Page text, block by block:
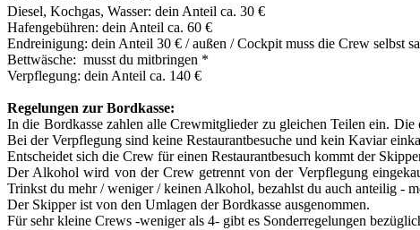
Diesel, Kochgas, Wasser: dein Anteil ca. 30 €
Hafengebühren: dein Anteil ca. 60 €
Endreinigung: dein Anteil 30 € / außen / Cockpit muss die Crew selbst
Bettwäsche: musst du mitbringen *
Verpflegung: dein Anteil ca. 140 €
Regelungen zur Bordkasse:
In die Bordkasse zahlen alle Crewmitglieder zu gleichen Teilen ein.
Bei der Verpflegung sind keine Restaurantbesuche und kein Kaviar
Entscheidet sich die Crew für einen Restaurantbesuch kommt der
Der Alkohol wird von der Crew getrennt von der Verpflegung
Trinkst du mehr / weniger / keinen Alkohol, bezahlst du auch anteilig -
Der Skipper ist von den Umlagen der Bordkasse ausgenommen.
Für sehr kleine Crews -weniger als 4- gibt es Sonderregelungen